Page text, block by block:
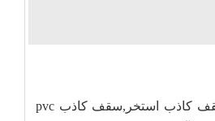
دکوراسیون داخلی سقف کاذب استخر,سقف کاذب pvc